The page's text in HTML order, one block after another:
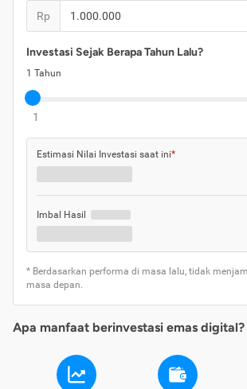
Rp
Investasi Sejak Berapa Tahun Lalu?
1 Tahun
1
Estimasi Nilai Investasi saat ini*
Imbal Hasil
* Berdasarkan performa di masa lalu, tidak
masa depan.
Apa manfaat berinvestasi emas digital?